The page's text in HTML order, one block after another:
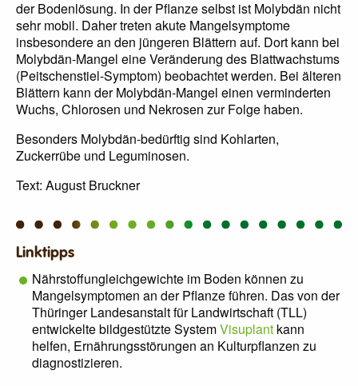
der Bodenlösung. In der Pflanze selbst ist Molybdän nicht
sehr mobil. Daher treten akute Mangelsymptome
insbesondere an den jüngeren Blättern auf. Dort kann bei
Molybdän-Mangel eine Veränderung des Blattwachstums
(Peitschenstiel-Symptom) beobachtet werden. Bei älteren
Blättern kann der Molybdän-Mangel einen verminderten
Wuchs, Chlorosen und Nekrosen zur Folge haben.
Besonders Molybdän-bedürftig sind Kohlarten,
Zuckerrübe und Leguminosen.
Text: August Bruckner
Linktipps
Nährstoffungleichgewichte im Boden können zu
Mangelsymptomen an der Pflanze führen. Das von der
Thüringer Landesanstalt für Landwirtschaft (TLL)
entwickelte bildgestützte SystemVisuplant kann
helfen, Ernährungsstörungen an Kulturpflanzen zu
diagnostizieren.